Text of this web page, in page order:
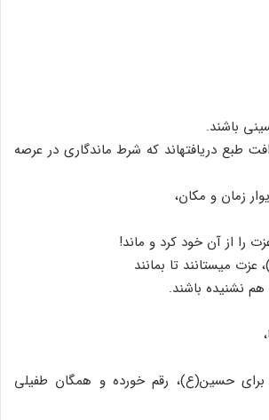
باشند.
طبع دریافته‏اند که شرط ماندگاری در عرصه
زمان و مکان،
را از آن خود کرد و ماند!
می‏ستانند تا بمانند
نشنیده باشند.
حسین(ع)، رقم خورده و همگان طفیلی